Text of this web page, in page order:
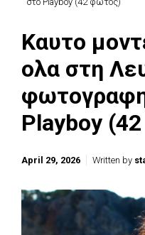
Καυτο
ολα στη
Playboy
April 29, 2026 Written by